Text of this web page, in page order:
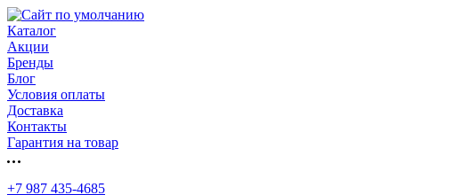
Каталог
Акции
Бренды
Блог
Условия оплаты
Доставка
Контакты
Гарантия на товар
+7 987 435-4685